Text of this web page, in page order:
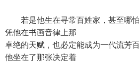
若是他生在寻常百姓家，甚至哪怕
凭他在书画音律上那
卓绝的天赋，也必定能成为一代流芳
他坐在了那张决定着